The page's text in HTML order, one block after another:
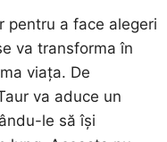
pentru a face alegeri
va transforma în
viața. De
va aduce un
le să își